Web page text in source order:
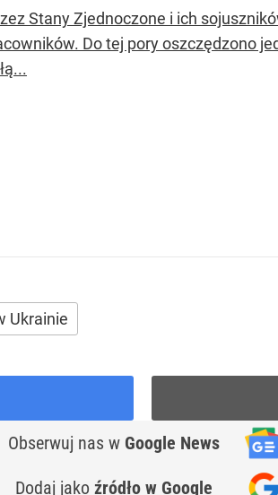
Stany Zjednoczone i ich
Do tej pory oszczędzono
Ukrainie
Obserwuj nas w Google News
Dodaj jako źródło w Google